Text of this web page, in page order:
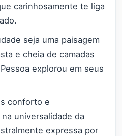
carinhosamente te liga
seja uma paisagem
e cheia de camadas
explorou em seus
conforto e
universalidade da
expressa por